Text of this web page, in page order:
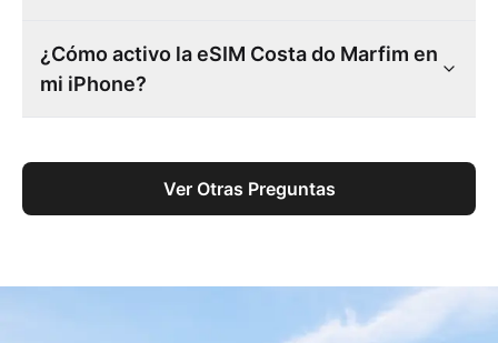
¿Cómo activo la eSIM Costa do Marfim en
mi iPhone?
Ver Otras Preguntas